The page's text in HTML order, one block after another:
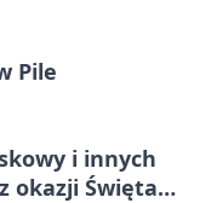
Pile
i innych
okazji Święta